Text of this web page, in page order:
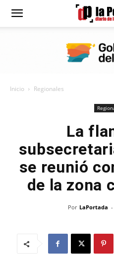
Diario
Inicio Regionales
La
se reunió
de la zona
Por LaPortada -